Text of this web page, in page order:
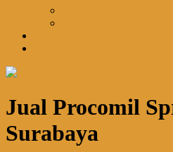
Jual Procomil
Surabaya